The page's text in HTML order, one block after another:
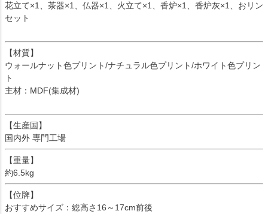
花立て×1、茶器×1、仏器×1、火立て×1、香炉×1、香炉灰×1、おリン
セット
【材質】
ウォールナット色プリント/ナチュラル色プリント/ホワイト色プリン
ト
主材：MDF(集成材)
【生産国】
国内外 専門工場
【重量】
約6.5kg
【位牌】
おすすめサイズ：総高さ16～17cm前後